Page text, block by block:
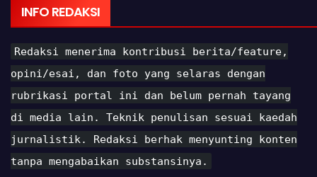
INFO REDAKSI
Redaksi menerima kontribusi berita/feature,
opini/esai, dan foto yang selaras dengan
rubrikasi portal ini dan belum pernah tayang
di media lain. Teknik penulisan sesuai kaedah
jurnalistik. Redaksi berhak menyunting konten
tanpa mengabaikan substansinya.